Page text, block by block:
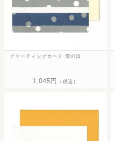
グリーティングカード 雪の日
1,045円 （税込）